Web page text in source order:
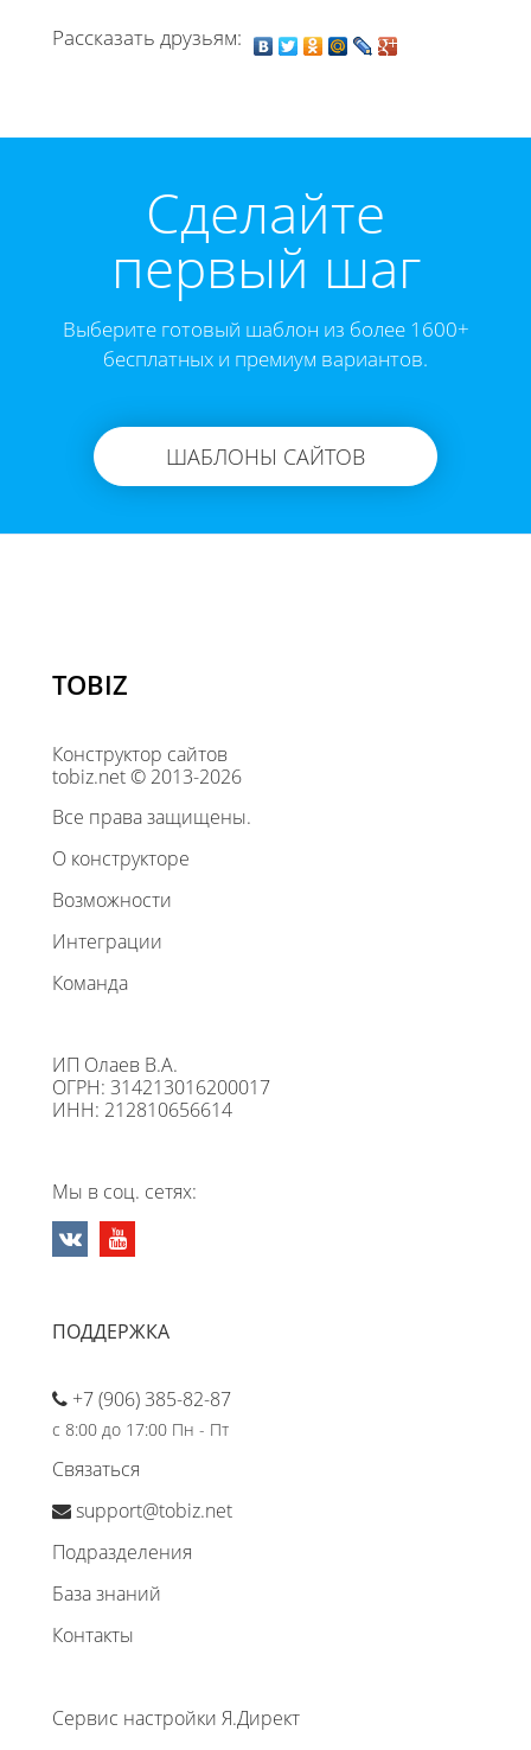
Рассказать друзьям:
Cделайте
первый шаг
Выберите готовый шаблон из более 1600+
бесплатных и премиум вариантов.
ШАБЛОНЫ САЙТОВ
TOBIZ
Конструктор сайтов
tobiz.net © 2013-2026
Все права защищены.
О конструкторе
Возможности
Интеграции
Команда
ИП Олаев В.А.
ОГРН: 314213016200017
ИНН: 212810656614
Мы в соц. сетях:
ПОДДЕРЖКА
+7 (906) 385-82-87
с 8:00 до 17:00 Пн - Пт
Связаться
support@tobiz.net
Подразделения
База знаний
Контакты
Сервис настройки Я.Директ